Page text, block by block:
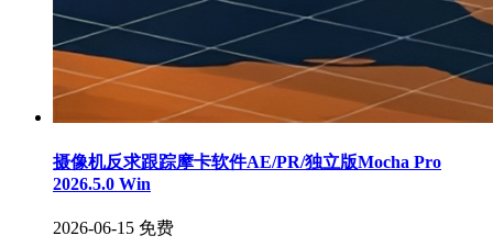
摄像机反求跟踪摩卡软件AE/PR/独立版Mocha Pro
2026.5.0 Win
2026-06-15 免费